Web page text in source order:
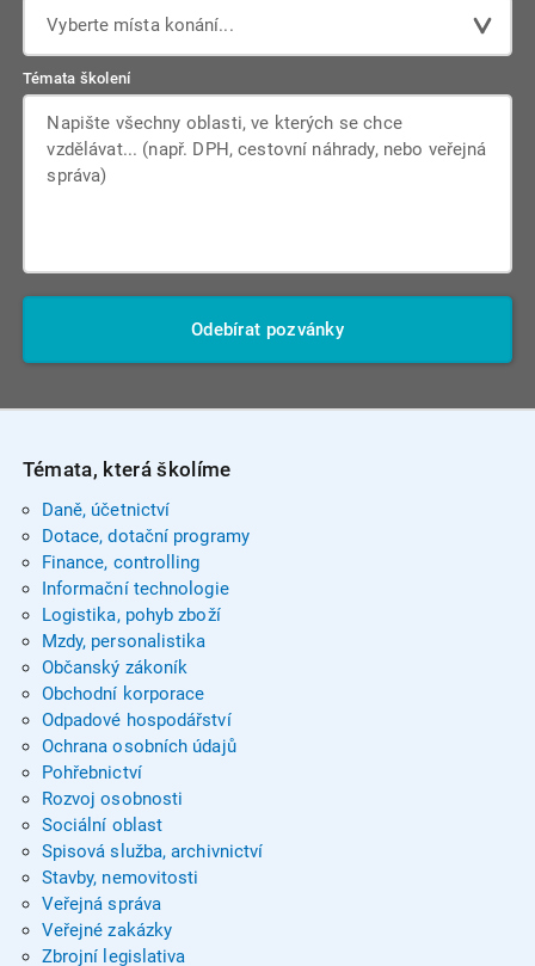
Vyberte místa konání...
Témata školení
Odebírat pozvánky
Témata, která školíme
Daně, účetnictví
Dotace, dotační programy
Finance, controlling
Informační technologie
Logistika, pohyb zboží
Mzdy, personalistika
Občanský zákoník
Obchodní korporace
Odpadové hospodářství
Ochrana osobních údajů
Pohřebnictví
Rozvoj osobnosti
Sociální oblast
Spisová služba, archivnictví
Stavby, nemovitosti
Veřejná správa
Veřejné zakázky
Zbrojní legislativa